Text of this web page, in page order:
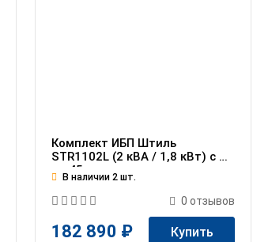
Комплект ИБП Штиль
STR1102L (2 кВА / 1,8 кВт) c АБ
на 45 мин
В наличии 2 шт.
0 отзывов
182 890 ₽ Купить